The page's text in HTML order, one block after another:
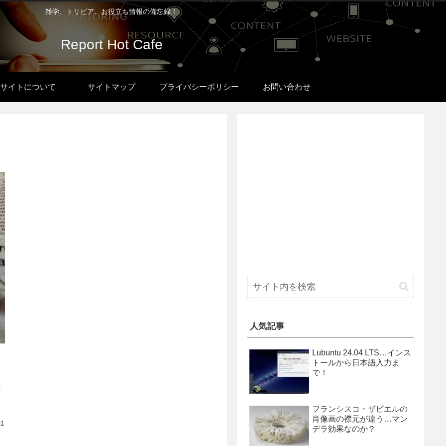
雑学、トリビア、お役立ち情報の備忘録！
Report Hot Cafe
イトについて サイトマップ プライバシーポリシー お問い合わせ
人気記事
Lubuntu 24.04 LTS…インス
トールから日本語入力ま
で！
フランシスコ・ザビエルの
肖像画の襟元が違う…マン
デラ効果なのか？